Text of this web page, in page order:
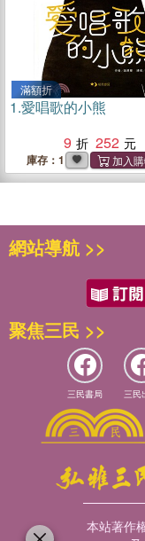
滿額折
1.愛唱歌的小熊
9
252
庫存：1
網站導航 >>
聚焦三民 >>
三民書局 三民
本站著作